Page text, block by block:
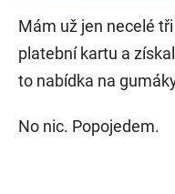
Mám už jen necelé
platební kartu a
to nabídka na
No nic. Popojedem.